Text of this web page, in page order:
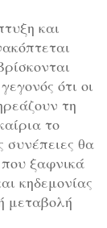
και
ότι οι
τη
το
θα
που ξαφνικά
κηδεμονίας
μεταβολή